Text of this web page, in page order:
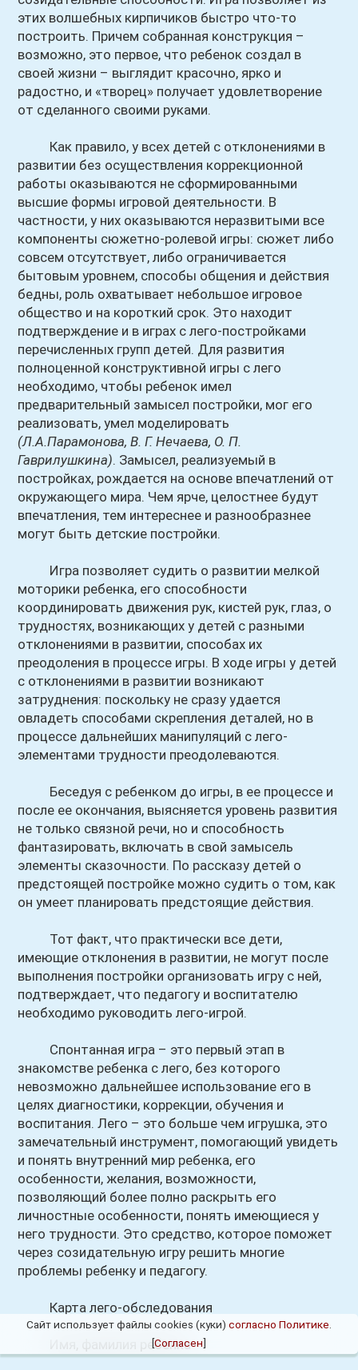
этих волшебных кирпичиков быстро что-то
построить. Причем собранная конструкция –
возможно, это первое, что ребенок создал в
своей жизни – выглядит красочно, ярко и
радостно, и «творец» получает удовлетворение
от сделанного своими руками.
Как правило, у всех детей с отклонениями в
развитии без осуществления коррекционной
работы оказываются не сформированными
высшие формы игровой деятельности. В
частности, у них оказываются неразвитыми все
компоненты сюжетно-ролевой игры: сюжет либо
совсем отсутствует, либо ограничивается
бытовым уровнем, способы общения и действия
бедны, роль охватывает небольшое игровое
общество и на короткий срок. Это находит
подтверждение и в играх с лего-постройками
перечисленных групп детей. Для развития
полноценной конструктивной игры с лего
необходимо, чтобы ребенок имел
предварительный замысел постройки, мог его
реализовать, умел моделировать
(Л.А.Парамонова, В. Г. Нечаева, О. П.
Гаврилушкина). Замысел, реализуемый в
постройках, рождается на основе впечатлений от
окружающего мира. Чем ярче, целостнее будут
впечатления, тем интереснее и разнообразнее
могут быть детские постройки.
Игра позволяет судить о развитии мелкой
моторики ребенка, его способности
координировать движения рук, кистей рук, глаз, о
трудностях, возникающих у детей с разными
отклонениями в развитии, способах их
преодоления в процессе игры. В ходе игры у детей
с отклонениями в развитии возникают
затруднения: поскольку не сразу удается
овладеть способами скрепления деталей, но в
процессе дальнейших манипуляций с лего-
элементами трудности преодолеваются.
Беседуя с ребенком до игры, в ее процессе и
после ее окончания, выясняется уровень развития
не только связной речи, но и способность
фантазировать, включать в свой замысель
элементы сказочности. По рассказу детей о
предстоящей постройке можно судить о том, как
он умеет планировать предстоящие действия.
Тот факт, что практически все дети,
имеющие отклонения в развитии, не могут после
выполнения постройки организовать игру с ней,
подтверждает, что педагогу и воспитателю
необходимо руководить лего-игрой.
Спонтанная игра – это первый этап в
знакомстве ребенка с лего, без которого
невозможно дальнейшее использование его в
целях диагностики, коррекции, обучения и
воспитания. Лего – это больше чем игрушка, это
замечательный инструмент, помогающий увидеть
и понять внутренний мир ребенка, его
особенности, желания, возможности,
позволяющий более полно раскрыть его
личностные особенности, понять имеющиеся у
него трудности. Это средство, которое поможет
через созидательную игру решить многие
проблемы ребенку и педагогу.
Карта лего-обследования
Имя, фамилия ребенка
Сайт использует файлы cookies (куки) согласно Политике
[Согласен]